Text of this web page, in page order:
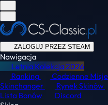
ZALOGUJ PRZEZ STEAM
Nawigacja
Letnia Kolekcja2026
Ranking
Codzienne Misje
Skinchanger
Rynek Skinów
Lista Banów
Discord